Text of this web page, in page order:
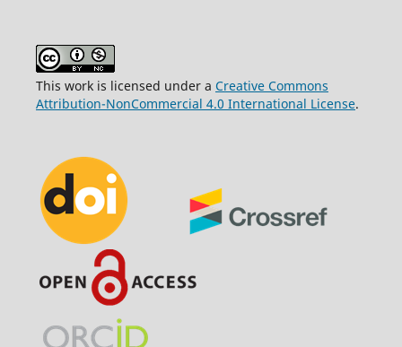
This work is licensed under a Creative Commons
Attribution-NonCommercial 4.0 International License.